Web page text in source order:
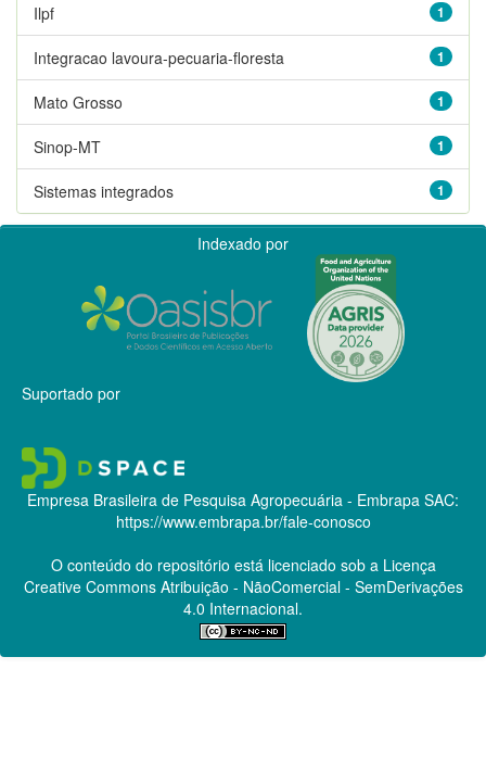
1
Ilpf
1
Integracao lavoura-pecuaria-floresta
1
Mato Grosso
1
Sinop-MT
1
Sistemas integrados
Indexado por
Suportado por
Empresa Brasileira de Pesquisa Agropecuária - Embrapa SAC:
https://www.embrapa.br/fale-conosco
O conteúdo do repositório está licenciado sob a Licença
Creative CommonsAtribuição - NãoComercial - SemDerivações
4.0 Internacional.